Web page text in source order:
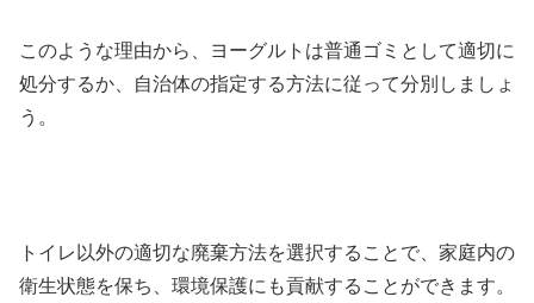
このような理由から、ヨーグルトは普通ゴミとして適切に
処分するか、自治体の指定する方法に従って分別しましょ
う。
トイレ以外の適切な廃棄方法を選択することで、家庭内の
衛生状態を保ち、環境保護にも貢献することができます。